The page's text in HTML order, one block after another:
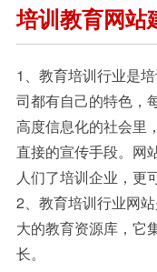
培训教育网站建设
培训教育网站
1、教育培训行业是
司都有自己的特色，
高度信息化的社会里
直接的宣传手段。网
人们了培训企业，更
2、教育培训行业网
大的教育资源库，它
长。